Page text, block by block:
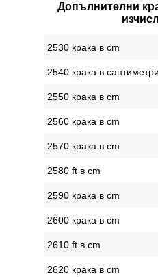
Допълнителни
2530 крака в cm
2540 крака в сантиметри
2550 крака в cm
2560 крака в cm
2570 крака в cm
2580 ft в cm
2590 крака в cm
2600 крака в cm
2610 ft в cm
2620 крака в cm